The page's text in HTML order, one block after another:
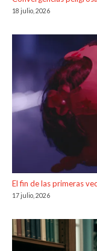
18 julio, 2026
El fin de las primeras
17 julio, 2026